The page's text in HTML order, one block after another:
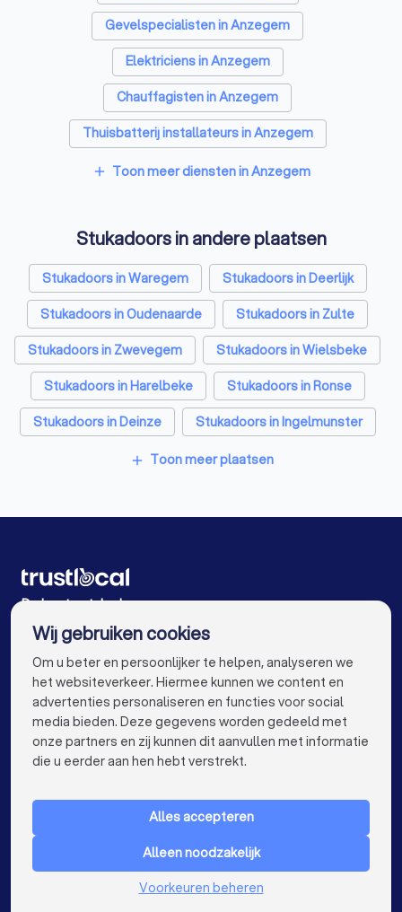
Gevelspecialisten in Anzegem
Elektriciens in Anzegem
Chauffagisten in Anzegem
Thuisbatterij installateurs in Anzegem
add Toon meer diensten in Anzegem
Stukadoors in andere plaatsen
Stukadoors in Waregem
Stukadoors in Deerlijk
Stukadoors in Oudenaarde
Stukadoors in Zulte
Stukadoors in Zwevegem
Stukadoors in Wielsbeke
Stukadoors in Harelbeke
Stukadoors in Ronse
Stukadoors in Deinze
Stukadoors in Ingelmunster
Stukadoors in Antwerpen
Stukadoors in Gent
Stukadoors in Kortrijk
Stukadoors in Sint-Niklaas
Stukadoors in Genk
Stukadoors in Roeselare
Stukadoors in Dendermonde
Stukadoors in Beringen
Stukadoors in Turnhout
Stukadoors in Dilbeek
Stukadoors in Sint-Truiden
Stukadoors in Lokeren
Stukadoors in Brasschaat
Stukadoors in de buurt
add Toon meer plaatsen
De beste stukadoors voor u
VOOR PARTICULIEREN keyboard_arrow_down
Nederland
Wij gebruiken cookies
Om u beter en persoonlijker te helpen, analyseren we
het websiteverkeer. Hiermee kunnen we content en
advertenties personaliseren en functies voor social
media bieden. Deze gegevens worden gedeeld met
onze partners en zij kunnen dit aanvullen met informatie
die u eerder aan hen hebt verstrekt.
Alles accepteren
Alleen noodzakelijk
Voorkeuren beheren